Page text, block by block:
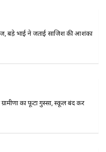
बड़े भाई ने जताई साजिश की आशंका
का फूटा गुस्सा, स्कूल बंद कर